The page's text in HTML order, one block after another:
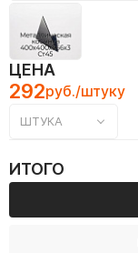
ЦЕНА
292руб./штуку
ШТУКА
ИТОГО